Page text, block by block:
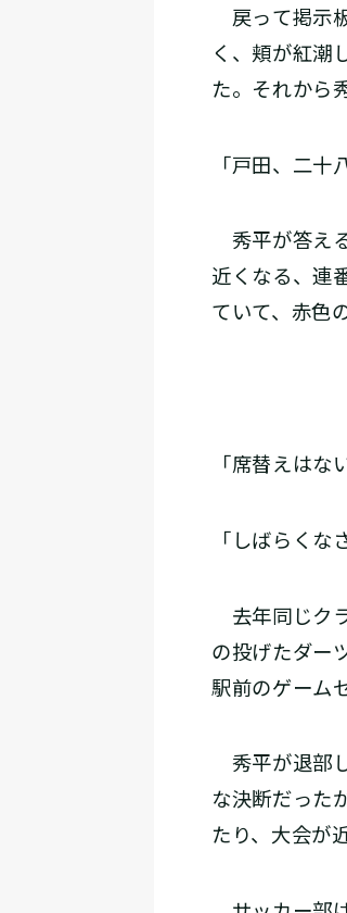
戻って掲示
く、頬が紅潮
た。それから
「戸田、二十
秀平が答え
近くなる、連
ていて、赤色
「席替えはな
「しばらくな
去年同じク
の投げたダー
駅前のゲーム
秀平が退部
な決断だった
たり、大会が